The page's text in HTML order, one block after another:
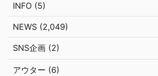
INFO (5)
NEWS (2,049)
SNS企画 (2)
アウター (6)